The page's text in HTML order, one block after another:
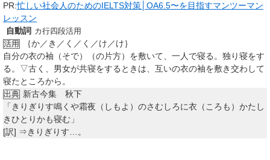
PR:忙しい社会人のためのIELTS対策│OA6.5〜を目指すマンツーマン
レッスン
自動詞 カ行四段活用
活用
｛か／き／く／く／け／け｝
自分の衣の袖（そで）（の片方）を敷いて、一人で寝る。独り寝をす
る。▽古く、男女が共寝をするときは、互いの衣の袖を敷き交わして
寝たところから。
出典 新古今集 秋下
「きりぎりす鳴くや霜夜（しもよ）のさむしろに衣（ころも）かたし
きひとりかも寝む」
[訳] ⇒きりぎりす…。